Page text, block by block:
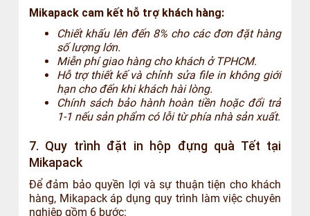
Mikapack cam kết hỗ trợ khách hàng:
Chiết khấu lên đến 8% cho các đơn đặt hàng
số lượng lớn.
Miễn phí giao hàng cho khách ở TPHCM.
Hỗ trợ thiết kế và chỉnh sửa file in không giới
hạn cho đến khi khách hài lòng.
Chính sách bảo hành hoàn tiền hoặc đổi trả
1-1 nếu sản phẩm có lỗi từ phía nhà sản xuất.
7. Quy trình đặt in hộp đựng quà Tết tại
Mikapack
Để đảm bảo quyền lợi và sự thuận tiện cho khách
hàng, Mikapack áp dụng quy trình làm việc chuyên
nghiệp gồm 6 bước: